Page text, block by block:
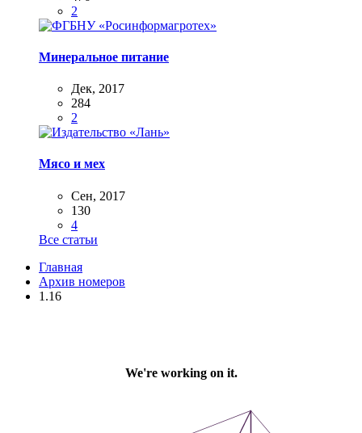
2
Минеральное питание
Дек, 2017
284
2
Мясо и мех
Сен, 2017
130
4
Все статьи
Главная
Архив номеров
1.16